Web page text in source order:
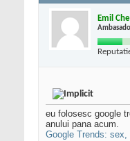
Emil
eu folosesc google
anului pana acum.
Google Trends: